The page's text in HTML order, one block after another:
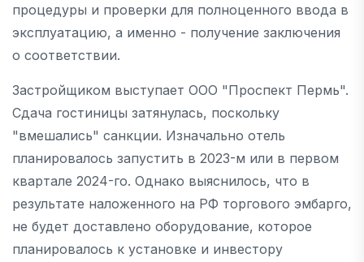
процедуры и проверки для полноценного ввода в
эксплуатацию, а именно - получение заключения
о соответствии.
Застройщиком выступает ООО "Проспект Пермь".
Сдача гостиницы затянулась, поскольку
"вмешались" санкции. Изначально отель
планировалось запустить в 2023-м или в первом
квартале 2024-го. Однако выяснилось, что в
результате наложенного на РФ торгового эмбарго,
не будет доставлено оборудование, которое
планировалось к установке и инвестору